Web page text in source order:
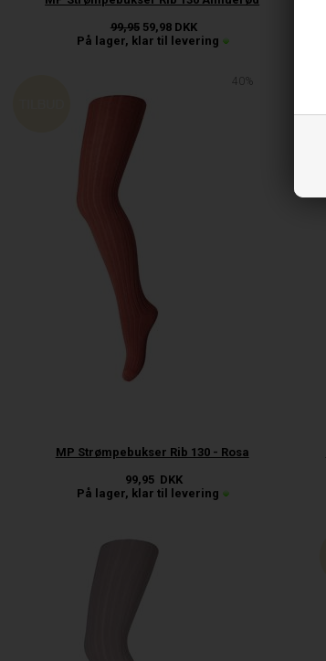
99,95 59,98 DKK
På lager, klar til levering
40%
MP Strømpebukser Rib 130 - Rosa
99,95 DKK
På lager, klar til levering